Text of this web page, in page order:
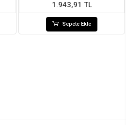
1.943,91 TL
Sepete Ekle